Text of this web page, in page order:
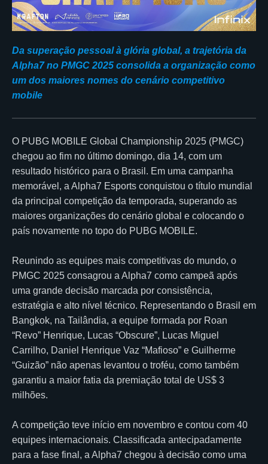
Da superação pessoal à glória global, a trajetória da
Alpha7 no PMGC 2025 consolida a organização como
um dos maiores nomes do cenário competitivo
mobile
O PUBG MOBILE Global Championship 2025 (PMGC)
chegou ao fim no último domingo, dia 14, com um
resultado histórico para o Brasil. Em uma campanha
memorável, a Alpha7 Esports conquistou o título mundial
da principal competição da temporada, superando as
maiores organizações do cenário global e colocando o
país novamente no topo do PUBG MOBILE.
Reunindo as equipes mais competitivas do mundo, o
PMGC 2025 consagrou a Alpha7 como campeã após
uma grande decisão marcada por consistência,
estratégia e alto nível técnico. Representando o Brasil em
Bangkok, na Tailândia, a equipe formada por Roan
“Revo” Henrique, Lucas “Obscure”, Lucas Miguel
Carrilho, Daniel Henrique Vaz “Mafioso” e Guilherme
“Guizão” não apenas levantou o troféu, como também
garantiu a maior fatia da premiação total de US$ 3
milhões.
A competição teve início em novembro e contou com 40
equipes internacionais. Classificada antecipadamente
para a fase final, a Alpha7 chegou à decisão como uma